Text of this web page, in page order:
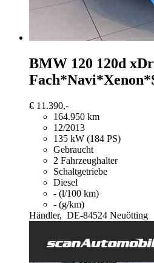
BMW 120 120d
€ 11.390,-
164.950 km
12/2013
135 kW (184 PS)
Gebraucht
2 Fahrzeughalter
Schaltgetriebe
Diesel
- (l/100 km)
- (g/km)
Händler, DE-84524 Neuötting